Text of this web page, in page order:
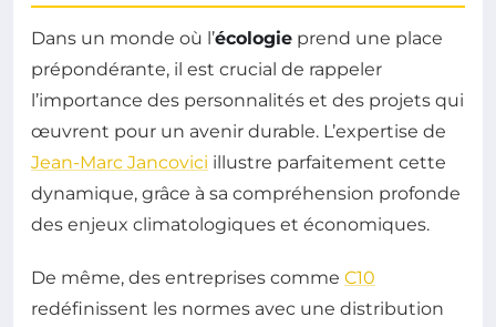
Dans un monde où l’écologie prend une place
prépondérante, il est crucial de rappeler
l’importance des personnalités et des projets qui
œuvrent pour un avenir durable. L’expertise de
Jean-Marc Jancovici illustre parfaitement cette
dynamique, grâce à sa compréhension profonde
des enjeux climatologiques et économiques.
De même, des entreprises comme C10
redéfinissent les normes avec une distribution